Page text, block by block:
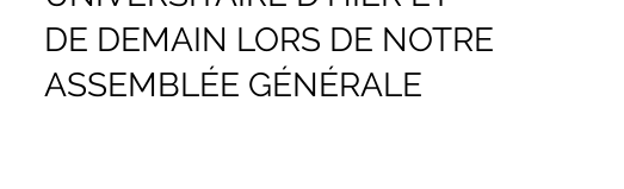
DE DEMAIN LORS DE NOTRE
ASSEMBLÉE GÉNÉRALE